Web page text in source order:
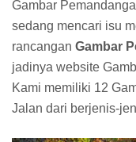
Gambar
sedang mencari isu
rancangan Gambar
jadinya website
Kami memiliki 12
Jalan dari berjenis-